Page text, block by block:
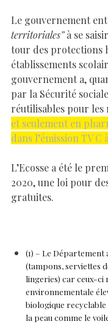
Le gouvernement
territoriales”à se
tour des protections
établissements
gouvernement a,
par la Sécurité
réutilisables pour les
et seulement en
dans l’émission TV
L’Ecosse a été le
2020, une loi pour
gratuites.
(1) – Le Département
(tampons, serviettes
lingeries) car ceux-ci
environnementale
biologique recyclable
la peau comme le